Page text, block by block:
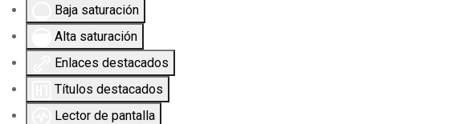
Baja saturación
Alta saturación
Enlaces destacados
Títulos destacados
Lector de pantalla